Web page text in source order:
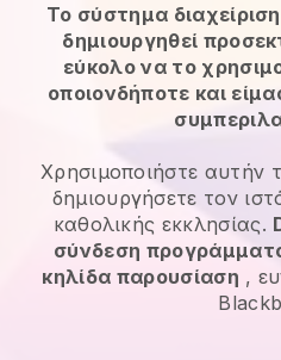
Το σύστημα
δημιουργηθεί
εύκολο να το
οποιονδήποτε και
Χρησιμοποιήστε αυτήν
δημιουργήσετε τον
καθολικής εκκλησίας.
σύνδεση
κηλίδα παρουσίαση ,